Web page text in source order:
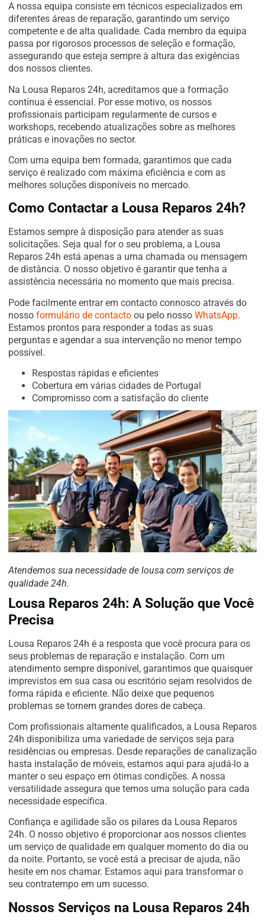
A nossa equipa consiste em técnicos especializados em
diferentes áreas de reparação, garantindo um serviço
competente e de alta qualidade. Cada membro da equipa
passa por rigorosos processos de seleção e formação,
assegurando que esteja sempre à altura das exigências
dos nossos clientes.
Na Lousa Reparos 24h, acreditamos que a formação
contínua é essencial. Por esse motivo, os nossos
profissionais participam regularmente de cursos e
workshops, recebendo atualizações sobre as melhores
práticas e inovações no sector.
Com uma equipa bem formada, garantimos que cada
serviço é realizado com máxima eficiência e com as
melhores soluções disponíveis no mercado.
Como Contactar a Lousa Reparos 24h?
Estamos sempre à disposição para atender as suas
solicitações. Seja qual for o seu problema, a Lousa
Reparos 24h está apenas a uma chamada ou mensagem
de distância. O nosso objetivo é garantir que tenha a
assistência necessária no momento que mais precisa.
Pode facilmente entrar em contacto connosco através do
nosso formulário de contacto ou pelo nosso WhatsApp.
Estamos prontos para responder a todas as suas
perguntas e agendar a sua intervenção no menor tempo
possível.
Respostas rápidas e eficientes
Cobertura em várias cidades de Portugal
Compromisso com a satisfação do cliente
Atendemos sua necessidade de lousa com serviços de
qualidade 24h.
Lousa Reparos 24h: A Solução que Você
Precisa
Lousa Reparos 24h é a resposta que você procura para os
seus problemas de reparação e instalação. Com um
atendimento sempre disponível, garantimos que quaisquer
imprevistos em sua casa ou escritório sejam resolvidos de
forma rápida e eficiente. Não deixe que pequenos
problemas se tornem grandes dores de cabeça.
Com profissionais altamente qualificados, a Lousa Reparos
24h disponibiliza uma variedade de serviços seja para
residências ou empresas. Desde reparações de canalização
hasta instalação de móveis, estamos aqui para ajudá-lo a
manter o seu espaço em ótimas condições. A nossa
versatilidade assegura que temos uma solução para cada
necessidade específica.
Confiança e agilidade são os pilares da Lousa Reparos
24h. O nosso objetivo é proporcionar aos nossos clientes
um serviço de qualidade em qualquer momento do dia ou
da noite. Portanto, se você está a precisar de ajuda, não
hesite em nos chamar. Estamos aqui para transformar o
seu contratempo em um sucesso.
Nossos Serviços na Lousa Reparos 24h